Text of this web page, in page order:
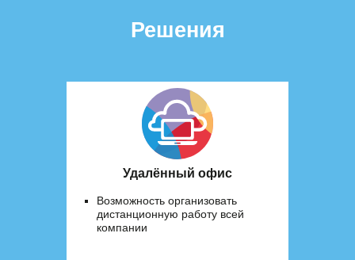
Решения
Удалённый офис
Возможность организовать
дистанционную работу всей
компании